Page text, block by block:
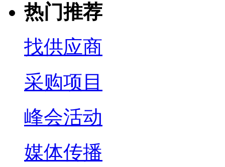
热门推荐
找供应商
采购项目
峰会活动
媒体传播